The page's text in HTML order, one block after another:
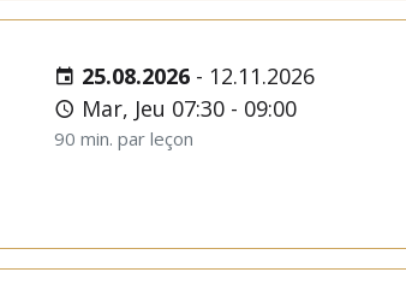
25.08.2026 - 12.11.2026
Mar, Jeu 07:30 - 09:00
90 min. par leçon